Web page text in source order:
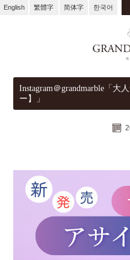
English 繁體字 简体字 한국어
Instagram＠grandmarble「大
ー】」